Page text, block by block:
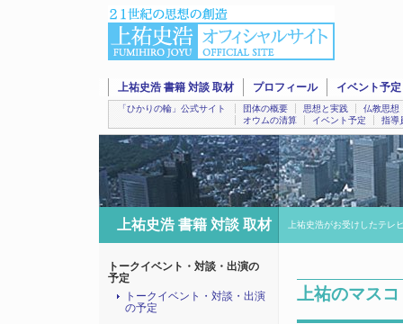
上祐史浩 書籍 対談 取材 プロフィール イベント予定
「ひかりの輪」公式サイト 団体の概要 思想と実践
仏教思想
オウムの清算
イベント予定 指導
上祐史浩 書籍 対談 取材 上祐史浩がお受けしたテレ
上祐のマス
トークイベント・対談・出演の
予定
トークイベント・対談・出演
の予定